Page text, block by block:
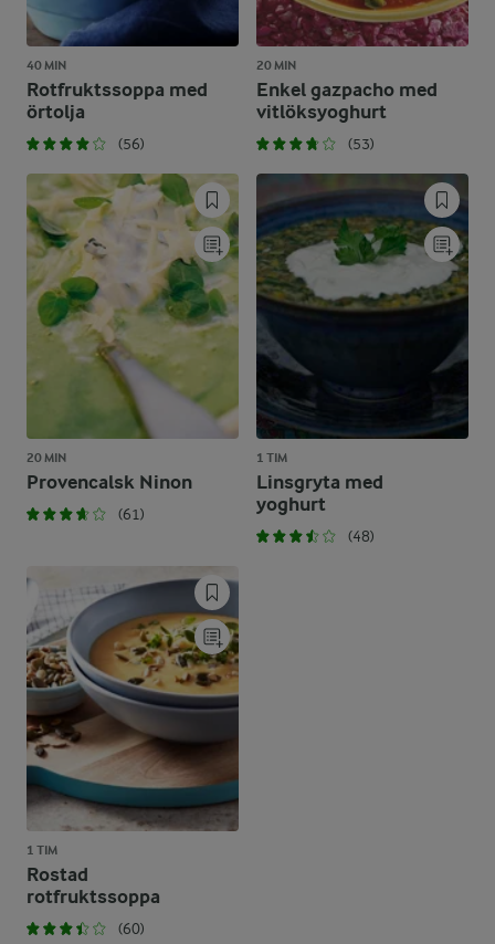
40 MIN
Rotfruktssoppa med
örtolja
(56)
20 MIN
Enkel gazpacho med
vitlöksyoghurt
(53)
20 MIN
Provencalsk Ninon
(61)
1 TIM
Linsgryta med
yoghurt
(48)
1 TIM
Rostad
rotfruktssoppa
(60)